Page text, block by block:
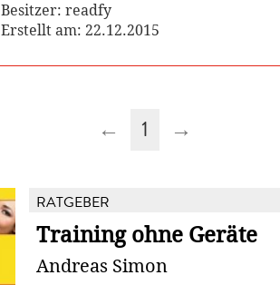
Besitzer: readfy
Erstellt am: 22.12.2015
← 1 →
RATGEBER
Training ohne Geräte
Andreas Simon